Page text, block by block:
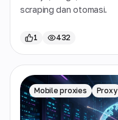
scraping dan otomasi.
1 432
Mobile proxies Proxy